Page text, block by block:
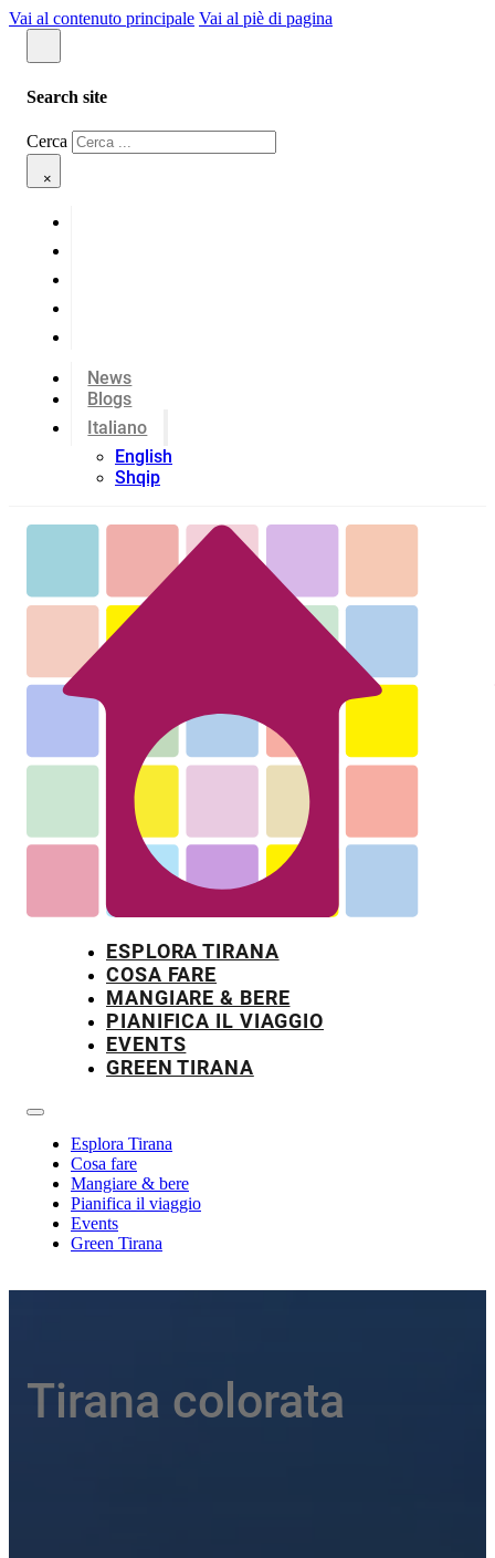
Vai al contenuto principale Vai al piè di pagina
Search site
Cerca
×
News
Blogs
Italiano
English
Shqip
ESPLORA TIRANA
COSA FARE
MANGIARE & BERE
PIANIFICA IL VIAGGIO
EVENTS
GREEN TIRANA
Esplora Tirana
Cosa fare
Mangiare & bere
Pianifica il viaggio
Events
Green Tirana
Tirana colorata